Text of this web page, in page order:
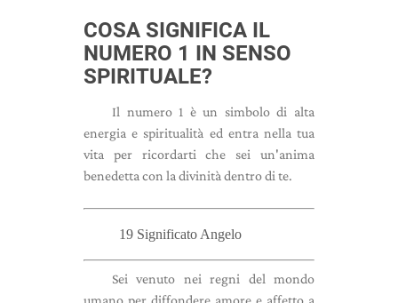
COSA SIGNIFICA IL
NUMERO 1 IN SENSO
SPIRITUALE?
Il numero 1 è un simbolo di alta
energia e spiritualità ed entra nella tua
vita per ricordarti che sei un'anima
benedetta con la divinità dentro di te.
19 Significato Angelo
Sei venuto nei regni del mondo
umano per diffondere amore e affetto a